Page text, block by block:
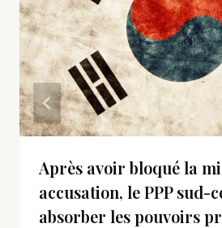
Après avoir bloqué la
accusation, le PPP sud-
absorber les pouvoirs